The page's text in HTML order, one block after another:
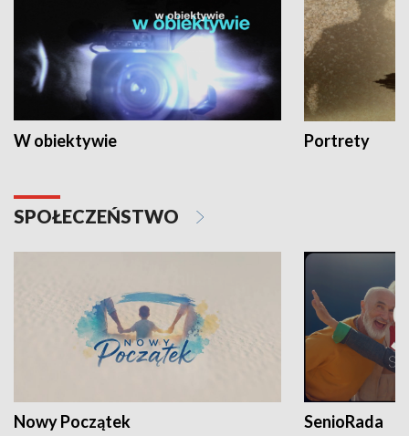
W obiektywie Portrety
SPOŁECZEŃSTWO
Nowy Początek SenioRada